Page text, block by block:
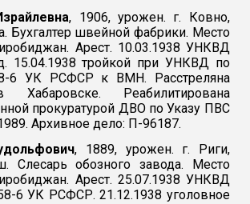
, 1906, урожен. г. Ковно,
Бухгалтер швейной фабрики. Место
Арест. 10.03.1938 УНКВД
15.04.1938 тройкой при УНКВД по
6 УК РСФСР к ВМН. Расстреляна
Хабаровске. Реабилитирована
прокуратурой ДВО по Указу ПВС
Архивное дело: П-96187.
, 1889, урожен. г. Риги,
Слесарь обозного завода. Место
Арест. 25.07.1938 УНКВД
6 УК РСФСР. 21.12.1938 уголовное